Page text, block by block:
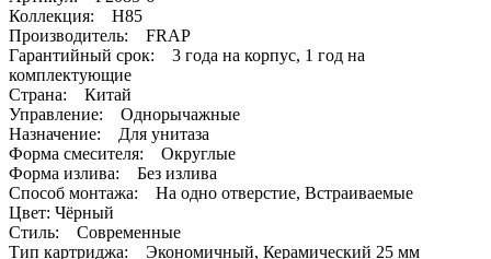
Коллекция: H85
Производитель: FRAP
Гарантийный срок: 3 года на корпус, 1 год на
комплектующие
Страна: Китай
Управление: Однорычажные
Назначение: Для унитаза
Форма смесителя: Округлые
Форма излива: Без излива
Способ монтажа: На одно отверстие, Встраиваемые
Цвет: Чёрный
Стиль: Современные
Тип картриджа: Экономичный, Керамический 25 мм